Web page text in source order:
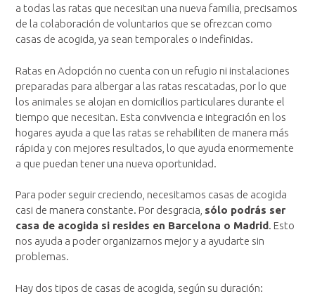
a todas las ratas que necesitan una nueva familia, precisamos
de la colaboración de voluntarios que se ofrezcan como
casas de acogida, ya sean temporales o indefinidas.
Ratas en Adopción no cuenta con un refugio ni instalaciones
preparadas para albergar a las ratas rescatadas, por lo que
los animales se alojan en domicilios particulares durante el
tiempo que necesitan. Esta convivencia e integración en los
hogares ayuda a que las ratas se rehabiliten de manera más
rápida y con mejores resultados, lo que ayuda enormemente
a que puedan tener una nueva oportunidad.
Para poder seguir creciendo, necesitamos casas de acogida
casi de manera constante. Por desgracia, sólo podrás ser
casa de acogida si resides en Barcelona o Madrid. Esto
nos ayuda a poder organizarnos mejor y a ayudarte sin
problemas.
Hay dos tipos de casas de acogida, según su duración: